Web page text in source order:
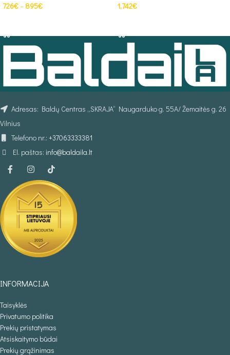
726€– 895€ 1,742€
Adresas: Baldų Centras „SKRAJA“ Naugarduko g. 55A/ Žemaitės g. 26
Vilnius
Telefono nr.: +37063333381
El. paštas: info@baldaila.lt
INFORMACIJA
Taisyklės
Privatumo politika
Prekių pristatymas
Atsiskaitymo būdai
Prekių grąžinimas